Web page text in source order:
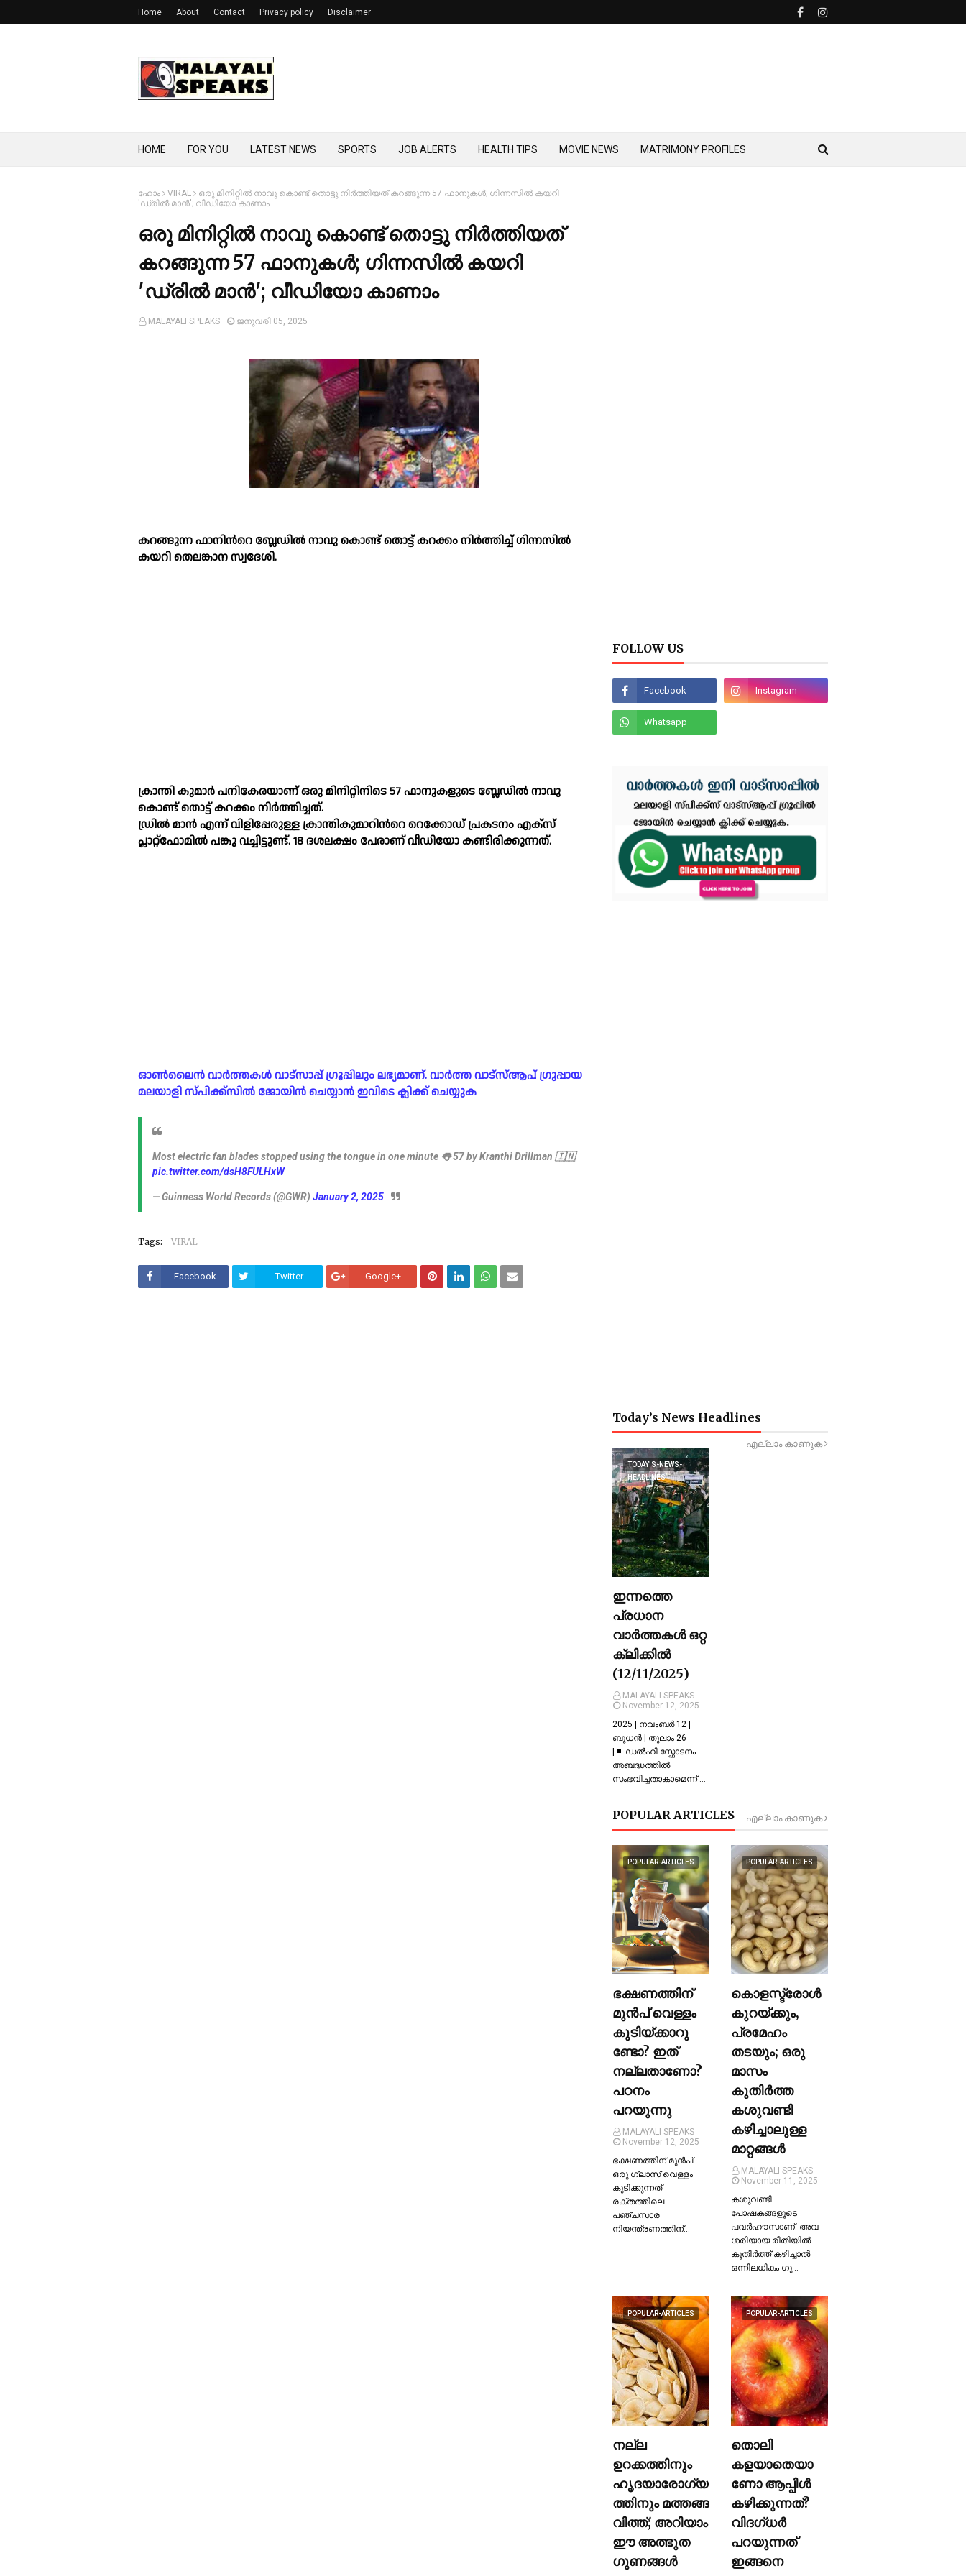
Home About Contact Privacy policy Disclaimer
HOME FOR YOU LATEST NEWS SPORTS JOB ALERTS HEALTH TIPS MOVIE NEWS MATRIMONY PROFILES
ഹോം VIRAL
ഒരു മിനിറ്റില്‍ നാവു കൊണ്ട് തൊട്ടു നിര്‍ത്തിയത് കറങ്ങുന്ന 57 ഫാനുകള്‍; ഗിന്നസില്‍ കയറി
'ഡ്രില്‍ മാൻ'; വീഡിയോ കാണാം
ഒരു മിനിറ്റില്‍ നാവു കൊണ്ട് തൊട്ടു നിര്‍ത്തിയത്
കറങ്ങുന്ന 57 ഫാനുകള്‍; ഗിന്നസില്‍ കയറി
'ഡ്രില്‍ മാൻ'; വീഡിയോ കാണാം
MALAYALI SPEAKS ജനുവരി 05, 2025
കറങ്ങുന്ന ഫാനിന്‍റെ ബ്ലേഡില്‍ നാവു കൊണ്ട് തൊട്ട് കറക്കം നിർത്തിച്ച്‌ ഗിന്നസില്‍
കയറി തെലങ്കാന സ്വദേശി.
ക്രാന്തി കുമാർ പനികേരയാണ് ഒരു മിനിറ്റിനിടെ 57 ഫാനുകളുടെ ബ്ലേഡില്‍ നാവു
കൊണ്ട് തൊട്ട് കറക്കം നിർത്തിച്ചത്.
ഡ്രില്‍ മാൻ എന്ന് വിളിപ്പേരുള്ള ക്രാന്തികുമാറിന്‍റെ റെക്കോഡ് പ്രകടനം എക്സ്
പ്ലാറ്റ്ഫോമില്‍ പങ്കു വച്ചിട്ടുണ്ട്. 18 ദശലക്ഷം പേരാണ് വീഡിയോ കണ്ടിരിക്കുന്നത്.
ഓൺലൈൻ വാർത്തകൾ വാട്സാപ്പ് ഗ്രൂപ്പിലും ലഭ്യമാണ്. വാർത്ത വാട്സ്ആപ് ഗ്രുപ്പായ
മലയാളി സ്പിക്ക്സിൽ ജോയിൻ ചെയ്യാൻ ഇവിടെ ക്ലിക്ക് ചെയ്യുക
Most electric fan blades stopped using the tongue in one minute 👅 57 by Kranthi Drillman 🇮🇳
pic.twitter.com/dsH8FULHxW
— Guinness World Records (@GWR) January 2, 2025
Tags: VIRAL
Facebook Twitter Google+
FOLLOW US
Today’s News Headlines
എല്ലാം കാണുക
TODAY’S-NEWS-
HEADLINES
ഇന്നത്തെ
പ്രധാന
വാർത്തകൾ ഒറ്റ
ക്ലിക്കിൽ
(12/11/2025)
MALAYALI SPEAKS
November 12, 2025
2025 | നവംബർ 12 |
ബുധൻ | തുലാം 26
| ◾ ഡല്‍ഹി സ്ഫോടനം
അബദ്ധത്തില്‍
സംഭവിച്ചതാകാമെന്ന് …
POPULAR ARTICLES എല്ലാം കാണുക
POPULAR-ARTICLES
ഭക്ഷണത്തിന്
മുന്‍പ് വെള്ളം
കുടിയ്ക്കാറു
ണ്ടോ? ഇത്
നല്ലതാണോ?
പഠനം
പറയുന്നു
MALAYALI SPEAKS
November 12, 2025
ഭക്ഷണത്തിന് മുന്‍പ്
ഒരു ഗ്ലാസ് വെള്ളം
കുടിക്കുന്നത്
രക്തത്തിലെ
പഞ്ചസാര
നിയന്ത്രണത്തിന്…
POPULAR-ARTICLES
കൊളസ്ട്രോള്‍
കുറയ്ക്കും,
പ്രമേഹം
തടയും; ഒരു
മാസം
കുതിര്‍ത്ത
കശുവണ്ടി
കഴിച്ചാലുള്ള
മാറ്റങ്ങള്‍
MALAYALI SPEAKS
November 11, 2025
കശുവണ്ടി
പോഷകങ്ങളുടെ
പവർഹൗസാണ്. അവ
ശരിയായ രീതിയില്‍
കുതിർത്ത് കഴിച്ചാല്‍
ഒന്നിലധികം ഗു…
POPULAR-ARTICLES
നല്ല
ഉറക്കത്തിനും
ഹൃദയാരോഗ്യ
ത്തിനും മത്തങ്ങ
വിത്ത്; അറിയാം
ഈ അത്ഭുത
ഗുണങ്ങള്‍
POPULAR-ARTICLES
തൊലി
കളയാതെയാ
ണോ ആപ്പിള്‍
കഴിക്കുന്നത്?
വിദഗ്ധര്‍
പറയുന്നത്
ഇങ്ങനെ